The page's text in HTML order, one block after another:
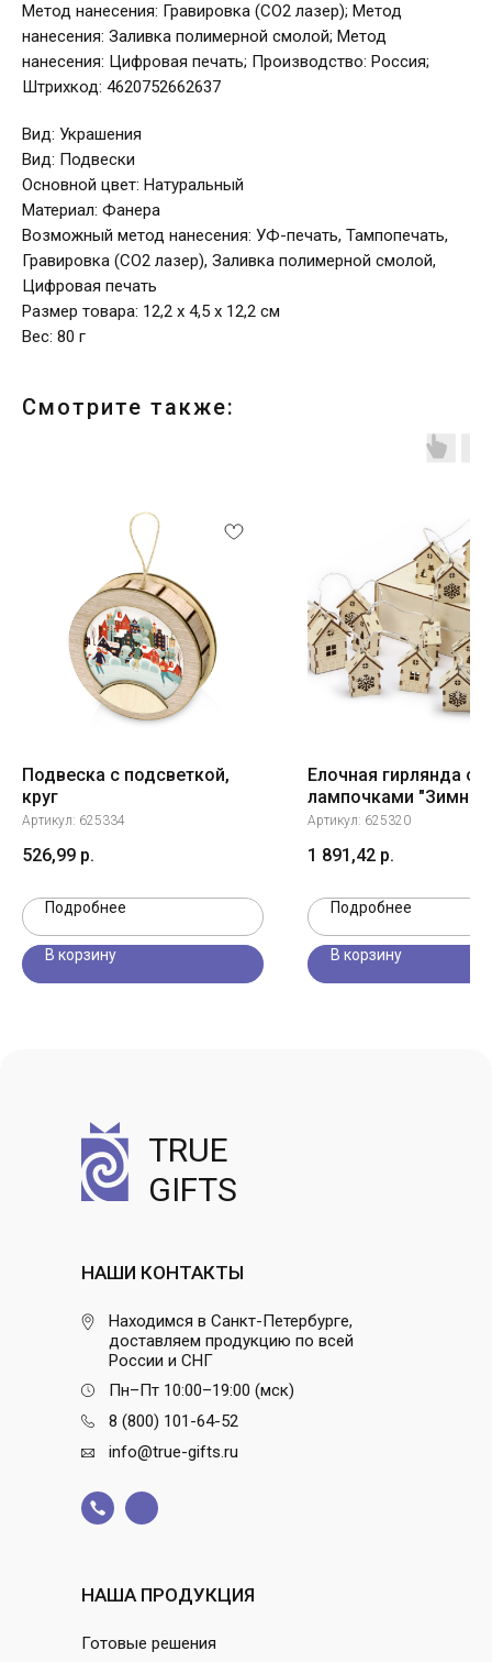
Метод нанесения: Гравировка (CO2 лазер); Метод
нанесения: Заливка полимерной смолой; Метод
нанесения: Цифровая печать; Производство: Россия;
Штрихкод: 4620752662637
Вид: Украшения
Вид: Подвески
Основной цвет: Натуральный
Материал: Фанера
Возможный метод нанесения: УФ-печать, Тампопечать,
Гравировка (CO2 лазер), Заливка полимерной смолой,
Цифровая печать
Размер товара: 12,2 х 4,5 х 12,2 см
Вес: 80 г
Смотрите также:
Подвеска с подсветкой,
круг
Артикул: 625334
526,99 р.
Подробнее
В корзину
Елочная гирлянда с
лампочками "Зимняя
сказка" деревянная
наполнителем-
Артикул: 625320
1 891,42 р.
Подробнее
В корзину
TRUE
GIFTS
НАША ПРОДУКЦИЯ
Готовые решения
НАШИ КОНТАКТЫ
Находимся в Санкт-Петербурге,
доставляем продукцию по всей
России и СНГ
Пн–Пт 10:00–19:00 (мск)
8 (800) 101-64-52
info@true-gifts.ru